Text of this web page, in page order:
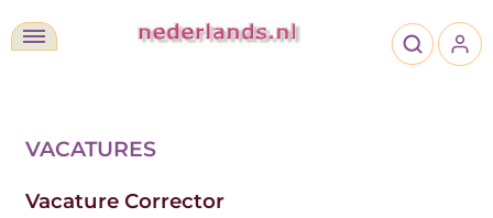
vacatures
Vacature Corrector